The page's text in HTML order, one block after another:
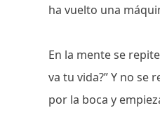
ha vuelto una
En la mente se
va tu vida?” Y no
por la boca y